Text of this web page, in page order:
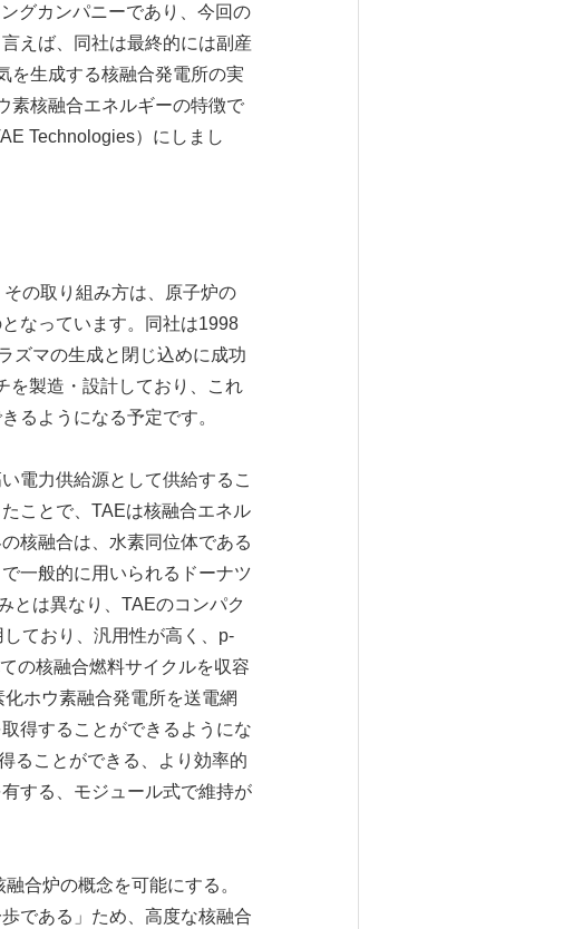
グカンパニーであり、今回の
えば、同社は最終的には副産
を生成する核融合発電所の実
素核融合エネルギーの特徴で
Technologies）にしまし
の取り組み方は、原子炉の
なっています。同社は1998
ズマの生成と閉じ込めに成功
を製造・設計しており、これ
るようになる予定です。
電力供給源として供給するこ
ことで、TAEは核融合エネル
核融合は、水素同位体である
一般的に用いられるドーナツ
とは異なり、TAEのコンパク
ており、汎用性が高く、p-
の核融合燃料サイクルを収容
ホウ素融合発電所を送電網
得することができるようにな
ることができる、より効率的
する、モジュール式で維持が
合炉の概念を可能にする。
である」ため、高度な核融合